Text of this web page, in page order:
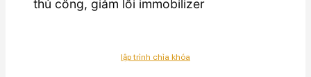
thủ công, giảm lỗi immobilizer
lập trình chìa khóa